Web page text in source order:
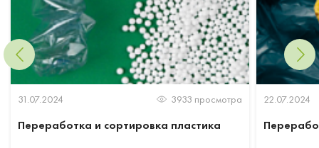
31.07.2024 3933 просмотра
Переработка и сортировка пластика
22.07.2024